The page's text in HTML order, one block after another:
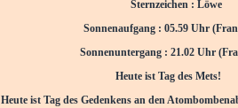
Sternzeichen : Löwe
Sonnenaufgang : 05.59 Uhr
Sonnenuntergang : 21.02 Uhr
Heute ist Tag des Mets!
Heute ist Tag des Gedenkens an den